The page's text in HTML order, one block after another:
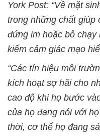
York Post: “Về mặt
trong những chất giúp
đứng im hoặc bỏ
kiếm cảm giác mạo
“Các tín hiệu môi
kích hoạt sợ hãi cho
cao độ khi họ bước
của họ đang nói với
thời, cơ thể họ đang